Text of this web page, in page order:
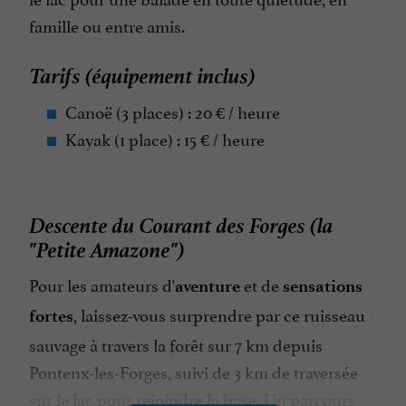
famille ou entre amis.
Tarifs (équipement inclus)
Canoë (3 places) : 20 € / heure
Kayak (1 place) : 15 € / heure
Descente du Courant des Forges (la
"Petite Amazone")
Pour les amateurs d'aventure et de sensations
fortes, laissez-vous surprendre par ce ruisseau
sauvage à travers la forêt sur 7 km depuis
Pontenx-les-Forges, suivi de 3 km de traversée
sur le lac pour rejoindre la base. Un parcours